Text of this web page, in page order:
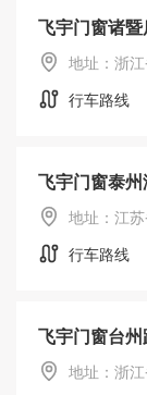
飞宇门窗诸暨
地址：浙
行车路线
飞宇门窗泰
地址：江
行车路线
飞宇门窗台
地址：浙